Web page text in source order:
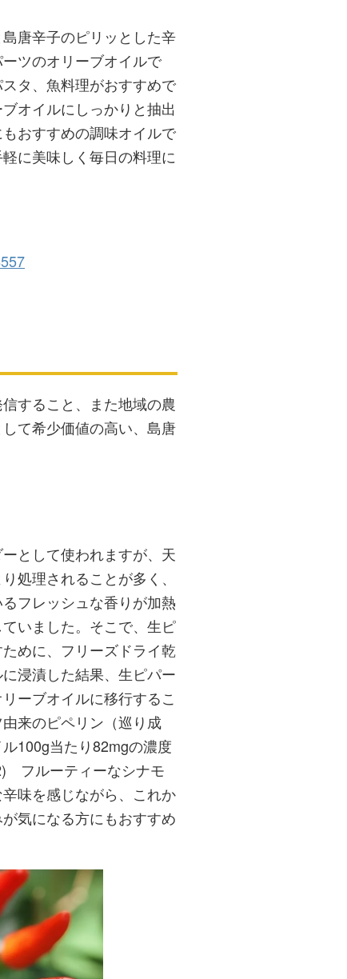
唐辛子のピリッとした辛
ツのオリーブオイルで
タ、魚料理がおすすめで
オイルにしっかりと抽出
おすすめの調味オイルで
に美味しく毎日の料理に
すること、また地域の農
て希少価値の高い、島唐
として使われますが、天
処理されることが多く、
フレッシュな香りが加熱
いました。そこで、生ピ
めに、フリーズドライ乾
浸漬した結果、生ピパー
ーブオイルに移行するこ
来のピペリン（巡り成
100g当たり82mgの濃度
フルーティーなシナモ
味を感じながら、これか
気になる方にもおすすめ